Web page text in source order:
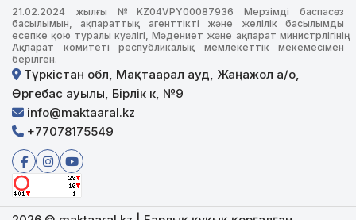
21.02.2024 жылғы №KZ04VPY00087936 Мерзімді баспасөз
басылымын, ақпараттық агенттікті және желілік басылымды
есепке қою туралы куәлігі, Мәдениет және ақпарат министрлігінің
Ақпарат комитеті республикалық мемлекеттік мекемесімен
берілген.
Түркістан обл, Мақтаарал ауд, Жаңажол а/о,
Өргебас ауылы, Бірлік к, №9
info@maktaaral.kz
+77078175549